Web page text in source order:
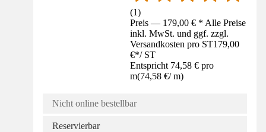
(1)
Preis — 179,00 € * Alle Preise
inkl. MwSt. und ggf. zzgl.
Versandkosten pro ST179,00
€*/ ST
Entspricht 74,58 € pro
m(74,58 €/ m)
Nicht online bestellbar
Reservierbar